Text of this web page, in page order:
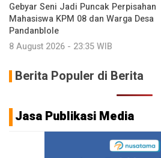
Gebyar Seni Jadi Puncak Perpisahan
Mahasiswa KPM 08 dan Warga Desa
Pandanblole
8 August 2026 - 23:35 WIB
Berita Populer di Berita
Jasa Publikasi Media